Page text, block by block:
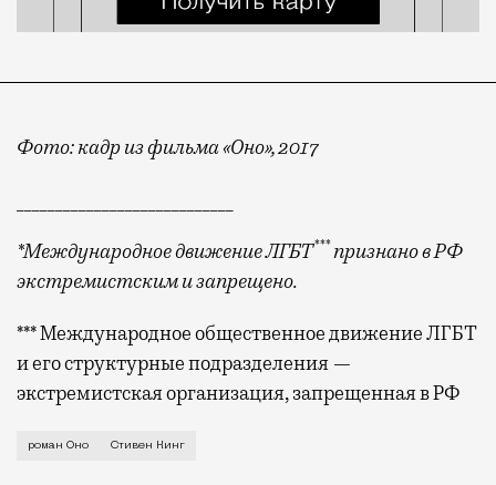
Фото: кадр из фильма «Оно», 2017
*Международное движение ЛГБТ***признано в РФ
экстремистским и запрещено.
*** Международное общественное движение ЛГБТ
и его структурные подразделения —
экстремистская организация, запрещенная в РФ
роман Оно Стивен Кинг